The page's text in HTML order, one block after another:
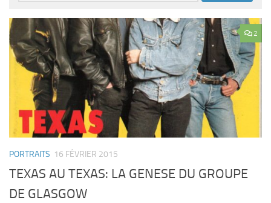
2
PORTRAITS 16 FÉVRIER 2015
TEXAS AU TEXAS: LA GENESE DU GROUPE
DE GLASGOW